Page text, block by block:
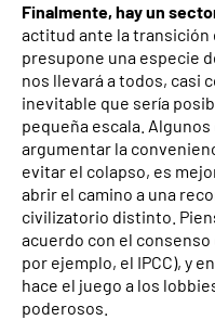
Finalmente, hay un
actitud ante la
presupone una especie
nos llevará a todos, casi
inevitable que sería
pequeña escala.
argumentar la
evitar el colapso, es
abrir el camino a una
civilizatorio distinto.
acuerdo con el
por ejemplo, el IPCC), y
hace el juego a los
poderosos.